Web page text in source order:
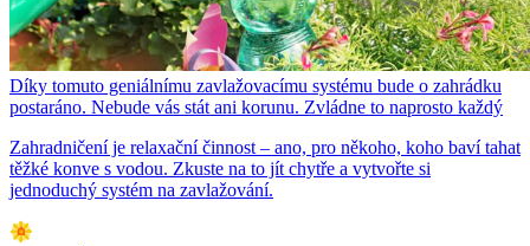
Díky tomuto geniálnímu zavlažovacímu systému bude o zahrádku
postaráno. Nebude vás stát ani korunu. Zvládne to naprosto každý
Zahradničení je relaxační činnost – ano, pro někoho, koho baví tahat
těžké konve s vodou. Zkuste na to jít chytře a vytvořte si
jednoduchý systém na zavlažování.